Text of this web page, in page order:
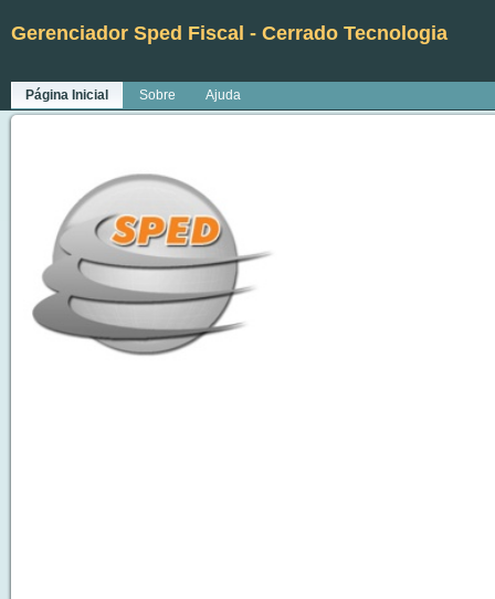
Gerenciador Sped Fiscal - Cerrado Tecnologia
Página Inicial Sobre Ajuda